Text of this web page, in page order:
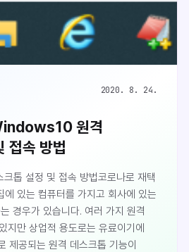
2020. 8. 24.
원격
접속 방법
톱 설정 및 접속 방법코로나로 재택
에 있는 컴퓨터를 가지고 회사에 있는
경우가 있습니다. 여러 가지 원격
지만 상업적 용도로는 유료이기에
공되는 원격 데스크톱 기능이